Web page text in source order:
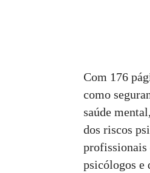
Com 176
como
saúde
dos riscos
profissionais
psicólogos e